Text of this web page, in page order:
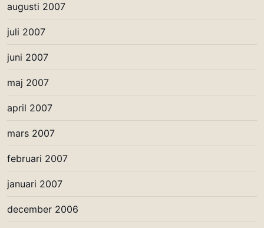
augusti 2007
juli 2007
juni 2007
maj 2007
april 2007
mars 2007
februari 2007
januari 2007
december 2006